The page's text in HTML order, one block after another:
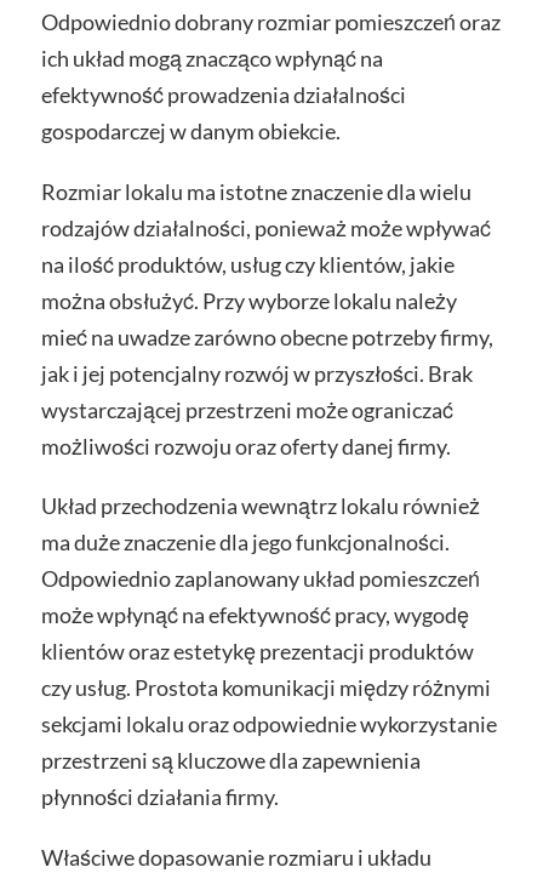
Odpowiednio dobrany rozmiar pomieszczeń oraz
ich układ mogą znacząco wpłynąć na
efektywność prowadzenia działalności
gospodarczej w danym obiekcie.
Rozmiar lokalu ma istotne znaczenie dla wielu
rodzajów działalności, ponieważ może wpływać
na ilość produktów, usług czy klientów, jakie
można obsłużyć. Przy wyborze lokalu należy
mieć na uwadze zarówno obecne potrzeby firmy,
jak i jej potencjalny rozwój w przyszłości. Brak
wystarczającej przestrzeni może ograniczać
możliwości rozwoju oraz oferty danej firmy.
Układ przechodzenia wewnątrz lokalu również
ma duże znaczenie dla jego funkcjonalności.
Odpowiednio zaplanowany układ pomieszczeń
może wpłynąć na efektywność pracy, wygodę
klientów oraz estetykę prezentacji produktów
czy usług. Prostota komunikacji między różnymi
sekcjami lokalu oraz odpowiednie wykorzystanie
przestrzeni są kluczowe dla zapewnienia
płynności działania firmy.
Właściwe dopasowanie rozmiaru i układu